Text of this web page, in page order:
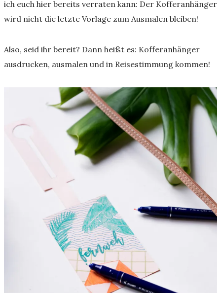
ich euch hier bereits verraten kann: Der Kofferanhänger
wird nicht die letzte Vorlage zum Ausmalen bleiben!
Also, seid ihr bereit? Dann heißt es: Kofferanhänger
ausdrucken, ausmalen und in Reisestimmung kommen!